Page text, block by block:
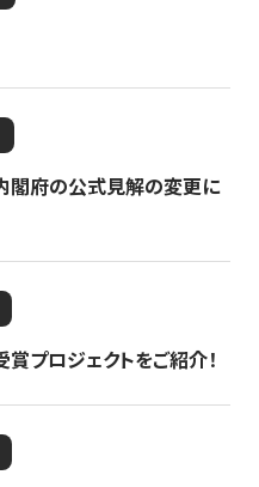
閣府の公式見解の変更に
賞プロジェクトをご紹介！